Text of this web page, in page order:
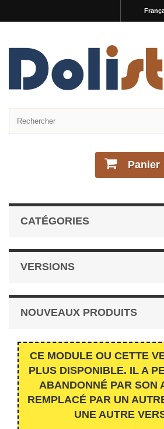
Panier
CATÉGORIES
VERSIONS
NOUVEAUX PRODUITS
CE MODULE OU CETTE
PLUS DISPONIBLE. IL A
ABANDONNÉ PAR SON
REMPLACÉ PAR UN
UNE AUTRE